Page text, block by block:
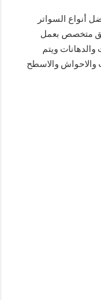
السواتر
متخصص بعمل
ويتم
والاسطح